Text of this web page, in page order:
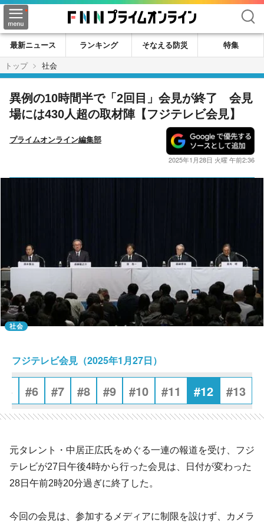
検索
最新ニュース ランキング そなえる防災
特集
トップ
社会
異例の10時間半で「2回目」会見が終了 会見
場には430人超の取材陣【フジテレビ会見】
プライムオンライン編集部
2025年1月28日 火曜 午前2:36
社会
フジテレビ会見（2025年1月27日）
#5 #6 #7 #8 #9 #10 #11 #12 #13
元タレント・中居正広氏をめぐる一連の報道を受け、フジ
テレビが27日午後4時から行った会見は、日付が変わった
28日午前2時20分過ぎに終了した。
今回の会見は、参加するメディアに制限を設けず、カメラ